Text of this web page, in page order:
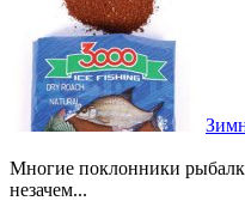
Многие поклонники
незачем...